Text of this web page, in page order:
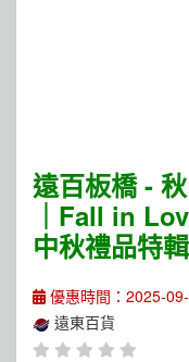
遠百板橋 -
｜Fall in
中秋禮品特輯
優惠時間：2025-
遠東百貨